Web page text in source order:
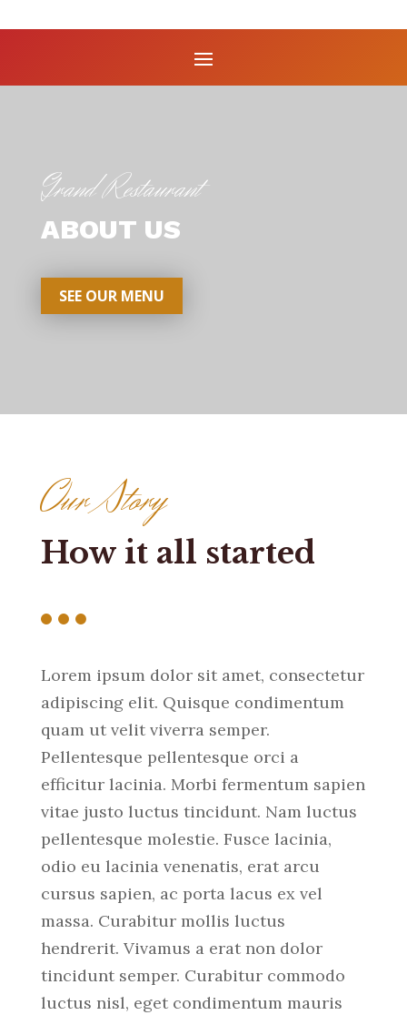
Grand Restaurant
ABOUT US
SEE OUR MENU
Our Story
How it all started
Lorem ipsum dolor sit amet, consectetur
adipiscing elit. Quisque condimentum
quam ut velit viverra semper.
Pellentesque pellentesque orci a
efficitur lacinia. Morbi fermentum sapien
vitae justo luctus tincidunt. Nam luctus
pellentesque molestie. Fusce lacinia,
odio eu lacinia venenatis, erat arcu
cursus sapien, ac porta lacus ex vel
massa. Curabitur mollis luctus
hendrerit. Vivamus a erat non dolor
tincidunt semper. Curabitur commodo
luctus nisl, eget condimentum mauris